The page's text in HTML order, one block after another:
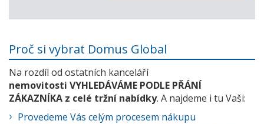
Proč si vybrat Domus Global
Na rozdíl od ostatních kanceláří
nemovitosti VYHLEDÁVÁME PODLE PŘÁNÍ
ZÁKAZNÍKA z celé tržní nabídky. A najdeme i tu Vaši:
Provedeme Vás celým procesem nákupu